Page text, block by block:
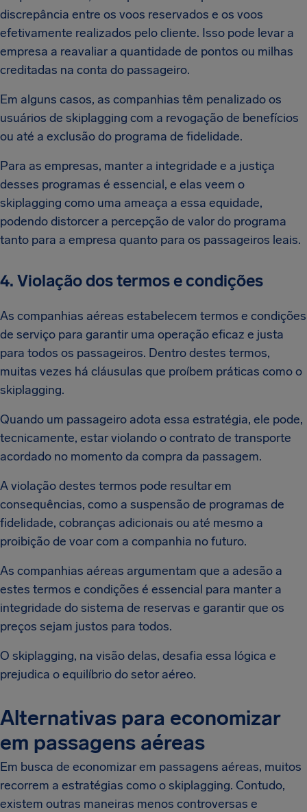
discrepância entre os voos reservados e os voos
efetivamente realizados pelo cliente. Isso pode levar a
empresa a reavaliar a quantidade de pontos ou milhas
creditadas na conta do passageiro.
Em alguns casos, as companhias têm penalizado os
usuários de skiplagging com a revogação de benefícios
ou até a exclusão do programa de fidelidade.
Para as empresas, manter a integridade e a justiça
desses programas é essencial, e elas veem o
skiplagging como uma ameaça a essa equidade,
podendo distorcer a percepção de valor do programa
tanto para a empresa quanto para os passageiros leais.
4. Violação dos termos e condições
As companhias aéreas estabelecem termos e condições
de serviço para garantir uma operação eficaz e justa
para todos os passageiros. Dentro destes termos,
muitas vezes há cláusulas que proíbem práticas como o
skiplagging.
Quando um passageiro adota essa estratégia, ele pode,
tecnicamente, estar violando o contrato de transporte
acordado no momento da compra da passagem.
A violação destes termos pode resultar em
consequências, como a suspensão de programas de
fidelidade, cobranças adicionais ou até mesmo a
proibição de voar com a companhia no futuro.
As companhias aéreas argumentam que a adesão a
estes termos e condições é essencial para manter a
integridade do sistema de reservas e garantir que os
preços sejam justos para todos.
O skiplagging, na visão delas, desafia essa lógica e
prejudica o equilíbrio do setor aéreo.
Alternativas para economizar
em passagens aéreas
Em busca de economizar em passagens aéreas, muitos
recorrem a estratégias como o skiplagging. Contudo,
existem outras maneiras menos controversas e